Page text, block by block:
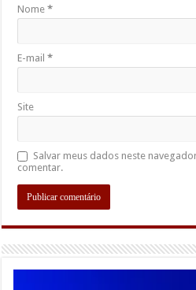
Nome*
E-mail*
Site
Salvar meus dados neste
comentar.